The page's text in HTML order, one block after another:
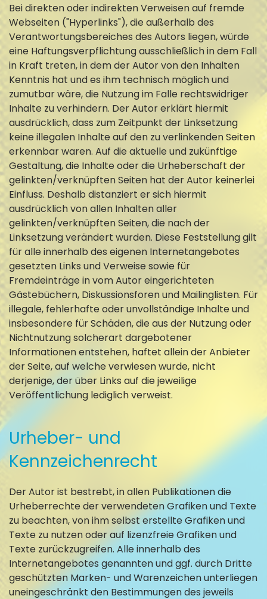
Bei direkten oder indirekten Verweisen auf fremde
Webseiten ("Hyperlinks"), die außerhalb des
Verantwortungsbereiches des Autors liegen, würde
eine Haftungsverpflichtung ausschließlich in dem Fall
in Kraft treten, in dem der Autor von den Inhalten
Kenntnis hat und es ihm technisch möglich und
zumutbar wäre, die Nutzung im Falle rechtswidriger
Inhalte zu verhindern. Der Autor erklärt hiermit
ausdrücklich, dass zum Zeitpunkt der Linksetzung
keine illegalen Inhalte auf den zu verlinkenden Seiten
erkennbar waren. Auf die aktuelle und zukünftige
Gestaltung, die Inhalte oder die Urheberschaft der
gelinkten/verknüpften Seiten hat der Autor keinerlei
Einfluss. Deshalb distanziert er sich hiermit
ausdrücklich von allen Inhalten aller
gelinkten/verknüpften Seiten, die nach der
Linksetzung verändert wurden. Diese Feststellung gilt
für alle innerhalb des eigenen Internetangebotes
gesetzten Links und Verweise sowie für
Fremdeinträge in vom Autor eingerichteten
Gästebüchern, Diskussionsforen und Mailinglisten. Für
illegale, fehlerhafte oder unvollständige Inhalte und
insbesondere für Schäden, die aus der Nutzung oder
Nichtnutzung solcherart dargebotener
Informationen entstehen, haftet allein der Anbieter
der Seite, auf welche verwiesen wurde, nicht
derjenige, der über Links auf die jeweilige
Veröffentlichung lediglich verweist.
Urheber- und
Kennzeichenrecht
Der Autor ist bestrebt, in allen Publikationen die
Urheberrechte der verwendeten Grafiken und Texte
zu beachten, von ihm selbst erstellte Grafiken und
Texte zu nutzen oder auf lizenzfreie Grafiken und
Texte zurückzugreifen. Alle innerhalb des
Internetangebotes genannten und ggf. durch Dritte
geschützten Marken- und Warenzeichen unterliegen
uneingeschränkt den Bestimmungen des jeweils